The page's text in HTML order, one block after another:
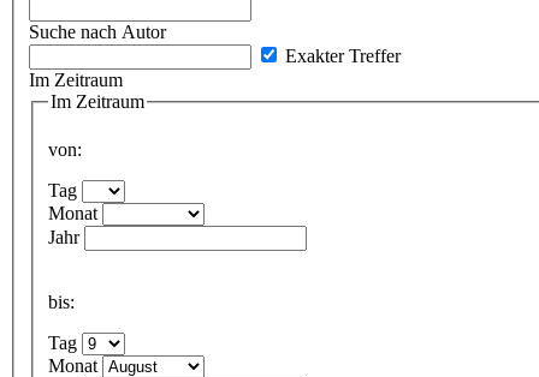
Suche nach Autor
Exakter Treffer
Im Zeitraum
Im Zeitraum
von:
Tag
Monat
Jahr
bis:
Tag
Monat